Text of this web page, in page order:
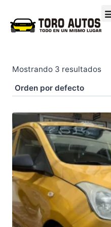
Mostrando 3 resultados